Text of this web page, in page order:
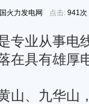
火力发电网 点击: 941次
专业从事电
在具有雄厚
山、九华山